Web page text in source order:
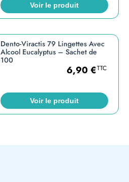
Voir le produit
Dento-Viractis 79 Lingettes Avec
Alcool Eucalyptus – Sachet de
100
6,90€TTC
Voir le produit